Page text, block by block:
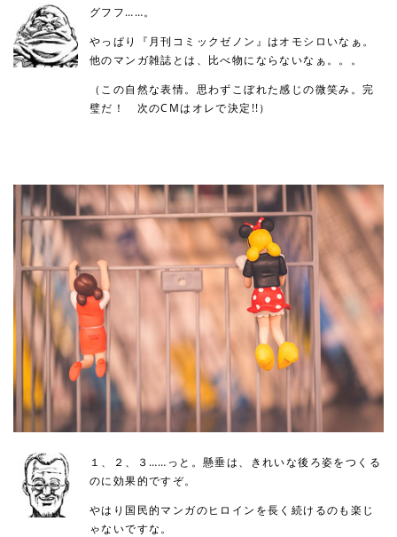
グフフ……。
やっぱり『月刊コミックゼノン』はオモシロいなぁ。
他のマンガ雑誌とは、比べ物にならないなぁ。。。
（この自然な表情。思わずこぼれた感じの微笑み。完
璧だ！ 次のCMはオレで決定!!）
１、２、３……っと。懸垂は、きれいな後ろ姿をつくる
のに効果的ですぞ。
やはり国民的マンガのヒロインを長く続けるのも楽じ
ゃないですな。